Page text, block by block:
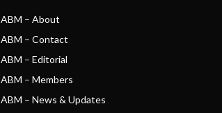
ABM – About
ABM – Contact
ABM – Editorial
ABM – Members
ABM – News & Updates